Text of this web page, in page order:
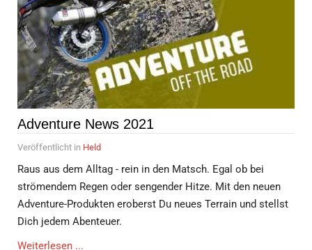
Adventure News 2021
Veröffentlicht in Held
Raus aus dem Alltag - rein in den Matsch. Egal ob bei
strömendem Regen oder sengender Hitze. Mit den neuen
Adventure-Produkten eroberst Du neues Terrain und stellst
Dich jedem Abenteuer.
Weiterlesen ...